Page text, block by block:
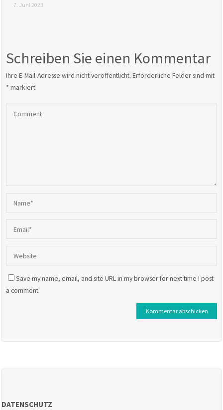
7. Juni 2023
Schreiben Sie einen Kommentar
Ihre E-Mail-Adresse wird nicht veröffentlicht. Erforderliche Felder sind mit
* markiert
Save my name, email, and site URL in my browser for next time I post
a comment.
DATENSCHUTZ